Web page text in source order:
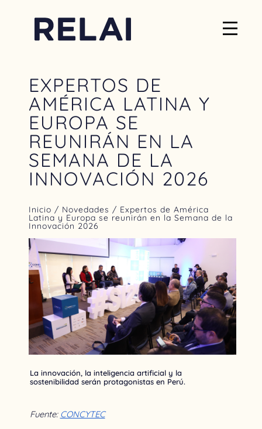
EXPERTOS DE
AMÉRICA LATINA Y
EUROPA SE
REUNIRÁN EN LA
SEMANA DE LA
INNOVACIÓN 2026
Inicio / Novedades / Expertos de América
Latina y Europa se reunirán en la Semana de la
Innovación 2026
La innovación, la inteligencia artificial y la
sostenibilidad serán protagonistas en Perú.
Fuente: CONCYTEC